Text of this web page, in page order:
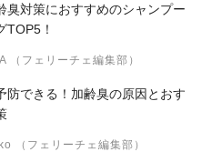
臭対策におすすめのシャンプー
TOP5！
（フェリーチェ編集部）
防できる！加齢臭の原因とおす
（フェリーチェ編集部）